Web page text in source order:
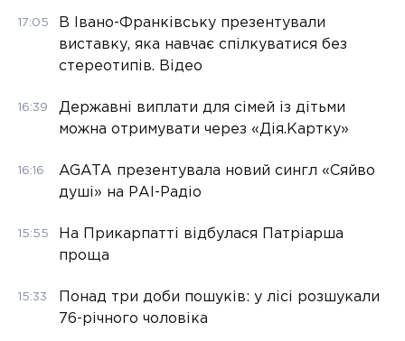
17:05
В Івано-Франківську презентували
виставку, яка навчає спілкуватися без
стереотипів. Відео
16:39
Державні виплати для сімей із дітьми
можна отримувати через «Дія.Картку»
16:16
AGATA презентувала новий сингл «Сяйво
душі» на РАІ-Радіо
15:55
На Прикарпатті відбулася Патріарша
проща
15:33
Понад три доби пошуків: у лісі розшукали
76-річного чоловіка